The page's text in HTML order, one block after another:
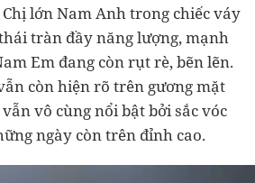
lớn Nam Anh trong chiếc váy
tràn đầy năng lượng, mạnh
Em đang còn rụt rè, bẽn lẽn.
còn hiện rõ trên gương mặt
vô cùng nổi bật bởi sắc vóc
ngày còn trên đỉnh cao.